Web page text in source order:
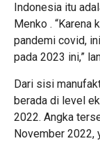
Indonesia itu
Menko .
pandemi covid,
pada 2023 ini,”
Dari sisi
berada di level
2022. Angka
November 2022,